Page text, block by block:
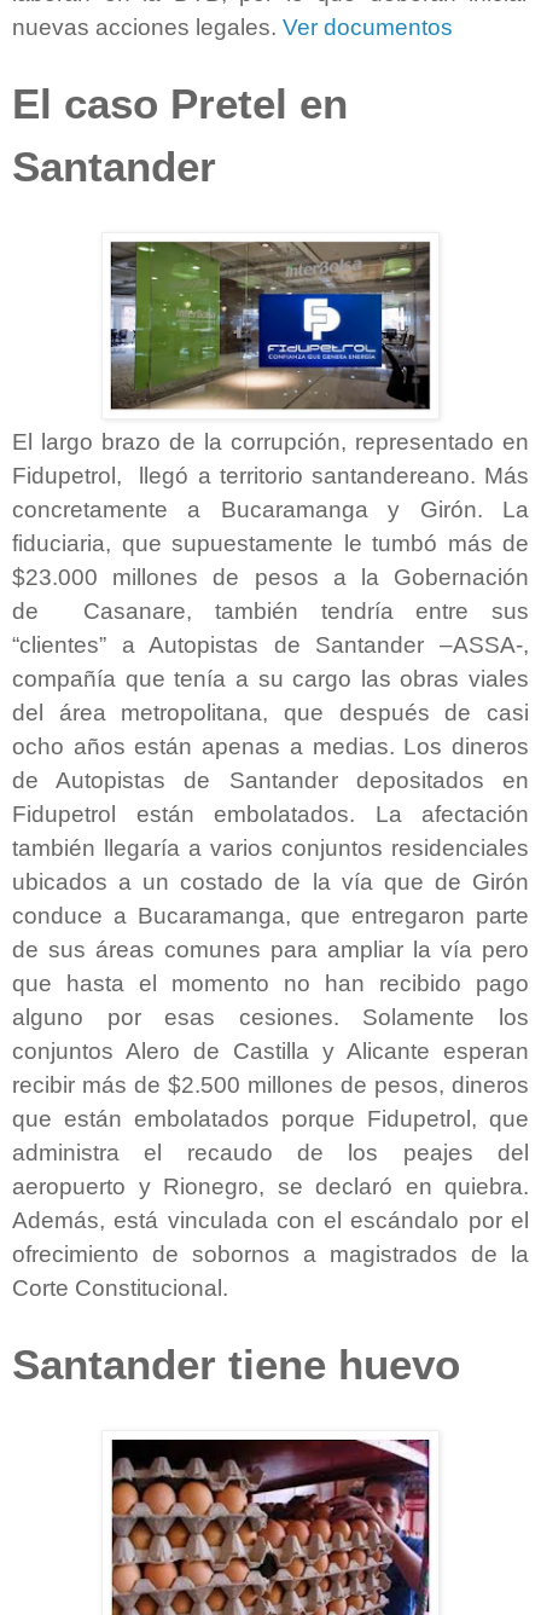
nuevas acciones legales. Ver documentos
El caso Pretel en
Santander
El largo brazo de la corrupción, representado en
Fidupetrol,
llegó a territorio santandereano. Más
concretamente a Bucaramanga y Girón. La
fiduciaria, que supuestamente le tumbó más de
$23.000 millones de pesos a la Gobernación
de
Casanare, también tendría entre sus
“clientes” a Autopistas de Santander –ASSA-,
compañía que tenía a su cargo las obras viales
del área metropolitana, que después de casi
ocho años están apenas a medias. Los dineros
de Autopistas de Santander depositados en
Fidupetrol están embolatados. La afectación
también llegaría a varios conjuntos residenciales
ubicados a un costado de la vía que de Girón
conduce a Bucaramanga, que entregaron parte
de sus áreas comunes para ampliar la vía pero
que hasta el momento no han recibido pago
alguno por esas cesiones. Solamente los
conjuntos Alero de Castilla y Alicante esperan
recibir más de $2.500 millones de pesos, dineros
que están embolatados porque Fidupetrol, que
administra el recaudo de los peajes del
aeropuerto y Rionegro, se declaró en quiebra.
Además, está vinculada con el escándalo por el
ofrecimiento de sobornos a magistrados de la
Corte Constitucional.
Santander tiene huevo